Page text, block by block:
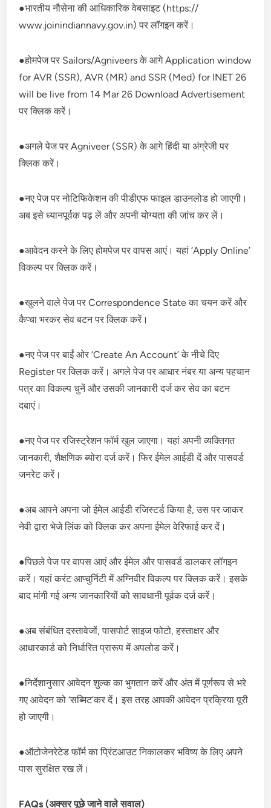
●भारतीय नौसेना की आधिकारिक वेबसाइट (https://
www.joinindiannavy.gov.in) पर लॉगइन करें।
●होमपेज पर Sailors/Agniveers के आगे Application window
for AVR (SSR), AVR (MR) and SSR (Med) for INET 26
will be live from 14 Mar 26 Download Advertisement
पर क्लिक करें।
●अगले पेज पर Agniveer (SSR) के आगे हिंदी या अंग्रेजी पर
क्लिक करें।
●नए पेज पर नोटिफिकेशन की पीडीएफ फाइल डाउनलोड हो जाएगी।
अब इसे ध्यानपूर्वक पढ़ लें और अपनी योग्यता की जांच कर लें।
●आवेदन करने के लिए होमपेज पर वापस आएं। यहां ‘Apply Online’
विकल्प पर क्लिक करें।
●खुलने वाले पेज पर Correspondence State का चयन करें और
कैप्चा भरकर सेव बटन पर क्लिक करें।
●नए पेज पर बाईं ओर ‘Create An Account’ के नीचे दिए
Register पर क्लिक करें। अगले पेज पर आधार नंबर या अन्य पहचान
पत्र का विकल्प चुनें और उसकी जानकारी दर्ज कर सेव का बटन
दबाएं।
●नए पेज पर रजिस्ट्रेशन फॉर्म खुल जाएगा। यहां अपनी व्यक्तिगत
जानकारी, शैक्षणिक ब्योरा दर्ज करें। फिर ईमेल आईडी दें और पासवर्ड
जनरेट करें।
●अब आपने अपना जो ईमेल आईडी रजिस्टर्ड किया है, उस पर जाकर
नेवी द्वारा भेजे लिंक को क्लिक कर अपना ईमेल वेरिफाई कर दें।
●पिछले पेज पर वापस आएं और ईमेल और पासवर्ड डालकर लॉगइन
करें। यहां करंट आप्चुर्निटी में अग्निवीर विकल्प पर क्लिक करें। इसके
बाद मांगी गई अन्य जानकारियों को सावधानी पूर्वक दर्ज करें।
●अब संबंधित दस्तावेजों, पासपोर्ट साइज फोटो, हस्ताक्षर और
आधारकार्ड को निर्धारित प्रारूप में अपलोड करें।
●निर्देशानुसार आवेदन शुल्क का भुगतान करें और अंत में पूर्णरूप से भरे
गए आवेदन को ‘सब्मिट’कर दें। इस तरह आपकी आवेदन प्रक्रिया पूरी
हो जाएगी।
●ऑटोजेनरेटेड फॉर्म का प्रिंटआउट निकालकर भविष्य के लिए अपने
पास सुरक्षित रख लें।
FAQs (अक्सर पूछे जाने वाले सवाल)